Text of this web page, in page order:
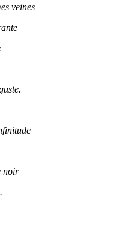
veines
noir